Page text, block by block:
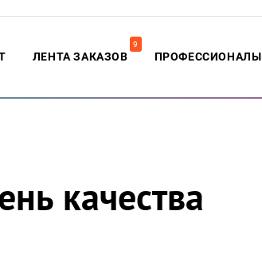
ЛЕНТА ЗАКАЗОВ
9
ПРОФЕССИОНАЛЫ
качества